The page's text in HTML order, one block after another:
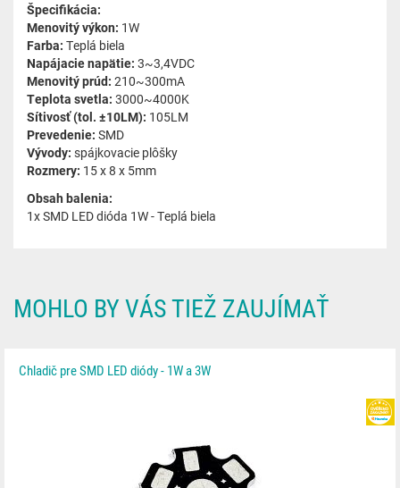
Špecifikácia:
Menovitý výkon: 1W
Farba: Teplá biela
Napájacie napätie: 3~3,4VDC
Menovitý prúd: 210~300mA
Teplota svetla: 3000~4000K
Sítivosť (tol. ±10LM): 105LM
Prevedenie: SMD
Vývody: spájkovacie plôšky
Rozmery: 15 x 8 x 5mm
Obsah balenia:
1x SMD LED dióda 1W - Teplá biela
MOHLO BY VÁS TIEŽ ZAUJÍMAŤ
Chladič pre SMD LED diódy - 1W a 3W